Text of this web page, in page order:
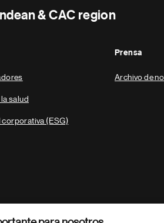
& CAC region
salud
(ESG)
Prensa
Archivo de